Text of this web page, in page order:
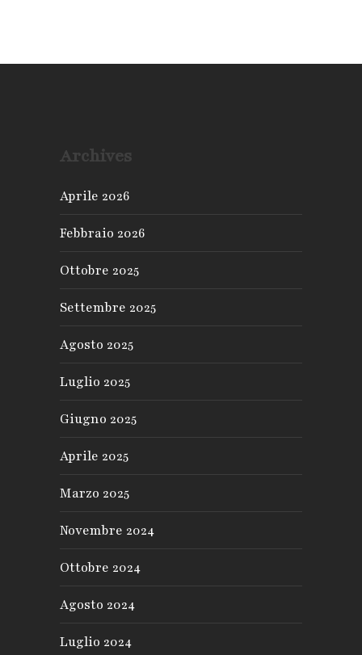
Archives
Aprile 2026
Febbraio 2026
Ottobre 2025
Settembre 2025
Agosto 2025
Luglio 2025
Giugno 2025
Aprile 2025
Marzo 2025
Novembre 2024
Ottobre 2024
Agosto 2024
Luglio 2024